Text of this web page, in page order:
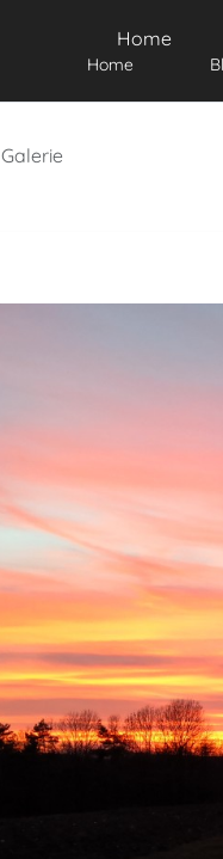
Home
Home
Galerie